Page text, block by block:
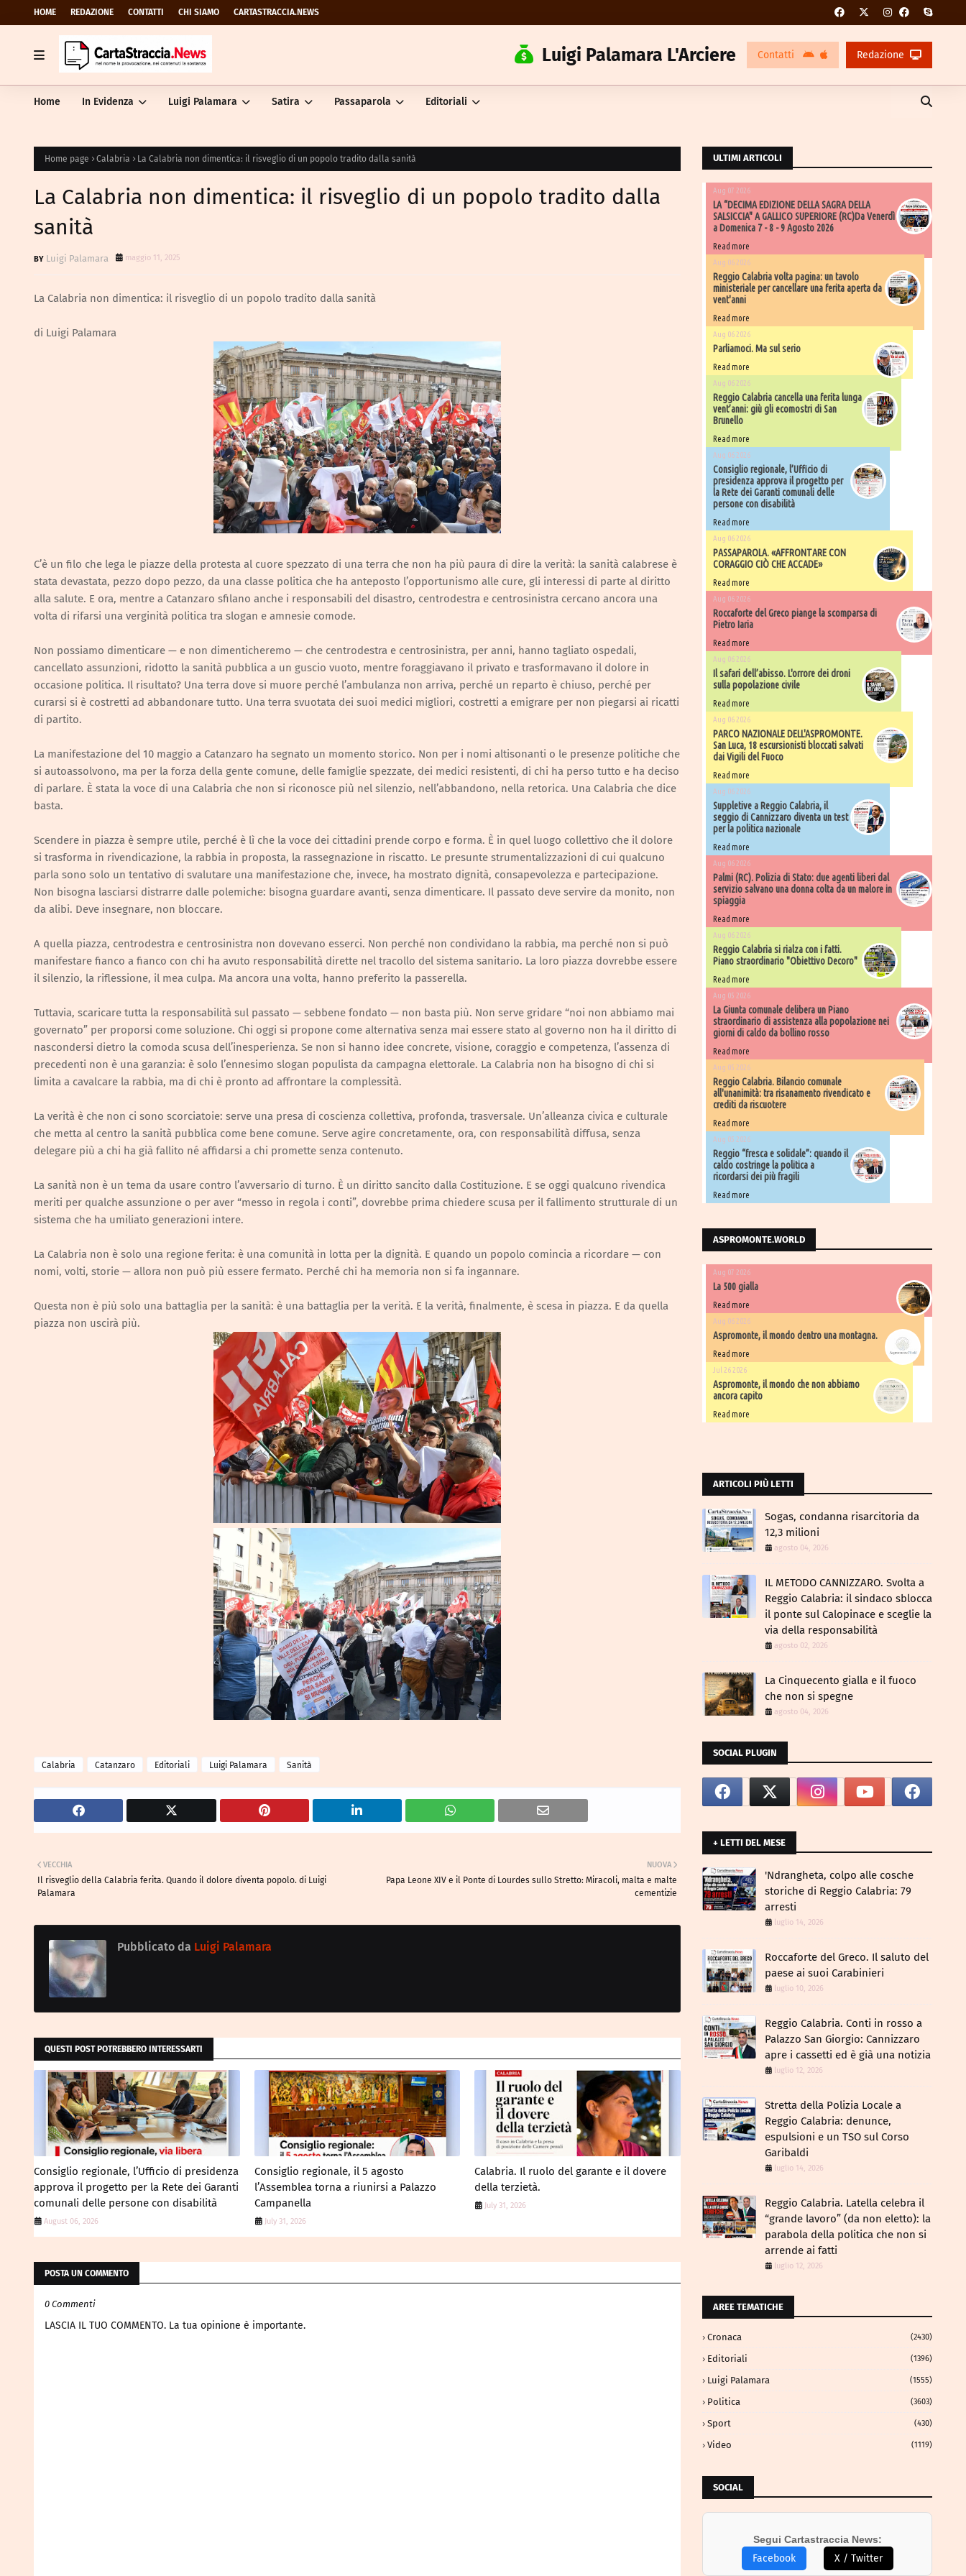
HOME REDAZIONE CONTATTI CHI SIAMO CARTASTRACCIA.NEWS
Luigi Palamara L'Arciere Contatti Redazione
Home In Evidenza Luigi Palamara Satira Passaparola Editoriali
Home page Calabria La Calabria non dimentica: il risveglio di un popolo tradito dalla sanità
La Calabria non dimentica: il risveglio di un popolo tradito dalla
sanità
Luigi Palamara maggio 11, 2025
La Calabria non dimentica: il risveglio di un popolo tradito dalla sanità
di Luigi Palamara
C’è un filo che lega le piazze della protesta al cuore spezzato di una terra che non ha più paura di dire la verità: la sanità calabrese è
stata devastata, pezzo dopo pezzo, da una classe politica che ha anteposto l’opportunismo alle cure, gli interessi di parte al diritto
alla salute. E ora, mentre a Catanzaro sfilano anche i responsabili del disastro, centrodestra e centrosinistra cercano ancora una
volta di rifarsi una verginità politica tra slogan e amnesie comode.
Non possiamo dimenticare — e non dimenticheremo — che centrodestra e centrosinistra, per anni, hanno tagliato ospedali,
cancellato assunzioni, ridotto la sanità pubblica a un guscio vuoto, mentre foraggiavano il privato e trasformavano il dolore in
occasione politica. Il risultato? Una terra dove si muore perché l’ambulanza non arriva, perché un reparto è chiuso, perché per
curarsi si è costretti ad abbandonare tutto. Una terra svuotata dei suoi medici migliori, costretti a emigrare per non piegarsi ai ricatti
di partito.
La manifestazione del 10 maggio a Catanzaro ha segnato un momento storico. Non per i nomi altisonanti o le presenze politiche che
si autoassolvono, ma per la forza della gente comune, delle famiglie spezzate, dei medici resistenti, di chi ha perso tutto e ha deciso
di parlare. È stata la voce di una Calabria che non si riconosce più nel silenzio, nell’abbandono, nella retorica. Una Calabria che dice
basta.
Scendere in piazza è sempre utile, perché è lì che la voce dei cittadini prende corpo e forma. È in quel luogo collettivo che il dolore
si trasforma in rivendicazione, la rabbia in proposta, la rassegnazione in riscatto. Le presunte strumentalizzazioni di cui qualcuno
parla sono solo un tentativo di svalutare una manifestazione che, invece, ha mostrato dignità, consapevolezza e partecipazione.
Non bisogna lasciarsi distrarre dalle polemiche: bisogna guardare avanti, senza dimenticare. Il passato deve servire da monito, non
da alibi. Deve insegnare, non bloccare.
A quella piazza, centrodestra e centrosinistra non dovevano esserci. Non perché non condividano la rabbia, ma perché non si può
manifestare fianco a fianco con chi ha avuto responsabilità dirette nel tracollo del sistema sanitario. La loro piazza dovrebbe essere
il silenzio, la riflessione, il mea culpa. Ma ancora una volta, hanno preferito la passerella.
Tuttavia, scaricare tutta la responsabilità sul passato — sebbene fondato — non basta più. Non serve gridare “noi non abbiamo mai
governato” per proporsi come soluzione. Chi oggi si propone come alternativa senza mai essere stato al governo non ha il diritto di
nascondersi dietro la comoda scusa dell’inesperienza. Se non si hanno idee concrete, visione, coraggio e competenza, l’assenza di
precedenti non è una garanzia: è solo l’ennesimo slogan populista da campagna elettorale. La Calabria non ha bisogno di chi si
limita a cavalcare la rabbia, ma di chi è pronto ad affrontare la complessità.
La verità è che non ci sono scorciatoie: serve una presa di coscienza collettiva, profonda, trasversale. Un’alleanza civica e culturale
che metta al centro la sanità pubblica come bene comune. Serve agire concretamente, ora, con responsabilità diffusa, senza
delegare più a chi ha già fallito né affidarsi a chi promette senza contenuto.
La sanità non è un tema da usare contro l’avversario di turno. È un diritto sancito dalla Costituzione. E se oggi qualcuno rivendica
meriti per qualche assunzione o per aver “messo in regola i conti”, dovrebbe prima chiedere scusa per il fallimento strutturale di un
sistema che ha umiliato generazioni intere.
La Calabria non è solo una regione ferita: è una comunità in lotta per la dignità. E quando un popolo comincia a ricordare — con
nomi, volti, storie — allora non può più essere fermato. Perché chi ha memoria non si fa ingannare.
Questa non è più solo una battaglia per la sanità: è una battaglia per la verità. E la verità, finalmente, è scesa in piazza. E da quella
piazza non uscirà più.
Calabria Catanzaro Editoriali Luigi Palamara Sanità
NUOVA
Papa Leone XIV e il Ponte di Lourdes sullo Stretto: Miracoli, malta e malte
cementizie
VECCHIA
Il risveglio della Calabria ferita. Quando il dolore diventa popolo. di Luigi
Palamara
Pubblicato da Luigi Palamara
QUESTI POST POTREBBERO INTERESSARTI
Consiglio regionale, l’Ufficio di presidenza
approva il progetto per la Rete dei Garanti
comunali delle persone con disabilità
August 06, 2026
Consiglio regionale, il 5 agosto
l’Assemblea torna a riunirsi a Palazzo
Campanella
July 31, 2026
Calabria. Il ruolo del garante e il dovere
della terzietà.
July 31, 2026
POSTA UN COMMENTO
0 Commenti
LASCIA IL TUO COMMENTO. La tua opinione è importante.
ULTIMI ARTICOLI
Aug 07 2026
LA “DECIMA EDIZIONE DELLA SAGRA DELLA
SALSICCIA" A GALLICO SUPERIORE (RC)Da Venerdì
a Domenica 7 - 8 - 9 Agosto 2026
Read more
Aug 06 2026
​Reggio Calabria volta pagina: un tavolo
ministeriale per cancellare una ferita aperta da
vent'anni
Read more
Aug 06 2026
Parliamoci. Ma sul serio
Read more
Aug 06 2026
Reggio Calabria cancella una ferita lunga
vent’anni: giù gli ecomostri di San
Brunello
Read more
Aug 06 2026
Consiglio regionale, l’Ufficio di
presidenza approva il progetto per
la Rete dei Garanti comunali delle
persone con disabilità
Read more
Aug 06 2026
PASSAPAROLA. «AFFRONTARE CON
CORAGGIO CIÒ CHE ACCADE»
Read more
Aug 06 2026
Roccaforte del Greco piange la scomparsa di
Pietro Iaria
Read more
Aug 06 2026
Il safari dell’abisso. L'orrore dei droni
sulla popolazione civile
Read more
Aug 06 2026
PARCO NAZIONALE DELL'ASPROMONTE.
San Luca, 18 escursionisti bloccati salvati
dai Vigili del Fuoco
Read more
Aug 06 2026
Suppletive a Reggio Calabria, il
seggio di Cannizzaro diventa un test
per la politica nazionale
Read more
Aug 06 2026
Palmi (RC). Polizia di Stato: due agenti liberi dal
servizio salvano una donna colta da un malore in
spiaggia
Read more
Aug 06 2026
Reggio Calabria si rialza con i fatti.
Piano straordinario "Obiettivo Decoro"
Read more
Aug 05 2026
La Giunta comunale delibera un Piano
straordinario di assistenza alla popolazione nei
giorni di caldo da bollino rosso
Read more
Aug 05 2026
Reggio Calabria. Bilancio comunale
all'unanimità: tra risanamento rivendicato e
crediti da riscuotere
Read more
Aug 05 2026
Reggio “fresca e solidale”: quando il
caldo costringe la politica a
ricordarsi dei più fragili
Read more
ASPROMONTE.WORLD
Aug 07 2026
La 500 gialla
Read more
Aug 06 2026
Aspromonte, il mondo dentro una montagna.
Read more
Jul 26 2026
Aspromonte, il mondo che non abbiamo
ancora capito
Read more
ARTICOLI PIÙ LETTI
Sogas, condanna risarcitoria da
12,3 milioni
agosto 04, 2026
IL METODO CANNIZZARO​. Svolta a
Reggio Calabria: il sindaco sblocca
il ponte sul Calopinace e sceglie la
via della responsabilità
agosto 02, 2026
La Cinquecento gialla e il fuoco
che non si spegne
agosto 04, 2026
SOCIAL PLUGIN
+ LETTI DEL MESE
​'Ndrangheta, colpo alle cosche
storiche di Reggio Calabria: 79
arresti
luglio 14, 2026
Roccaforte del Greco. Il saluto del
paese ai suoi Carabinieri
luglio 10, 2026
Reggio Calabria. Conti in rosso a
Palazzo San Giorgio: Cannizzaro
apre i cassetti ed è già una notizia
luglio 12, 2026
​Stretta della Polizia Locale a
Reggio Calabria: denunce,
espulsioni e un TSO sul Corso
Garibaldi
luglio 14, 2026
Reggio Calabria. Latella celebra il
“grande lavoro” (da non eletto): la
parabola della politica che non si
arrende ai fatti
luglio 12, 2026
AREE TEMATICHE
Cronaca (2430)
Editoriali (1396)
Luigi Palamara (1555)
Politica (3603)
Sport (430)
Video (1119)
SOCIAL
Segui Cartastraccia News:
Facebook X / Twitter